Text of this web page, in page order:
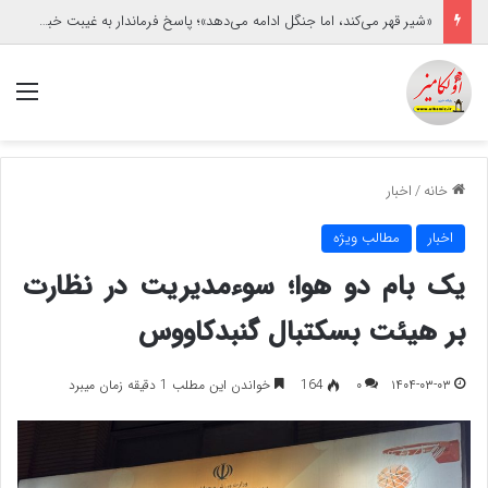
«شیر قهر می‌کند، اما جنگل ادامه می‌دهد»؛ پاسخ فرماندار به غیبت خبرنگاران/حاشیه برخورد با یک خبرنگار زن
خانه/اخبار
اخبار مطالب ویژه
یک بام دو هوا؛ سوءمدیریت در نظارت
بر هیئت بسکتبال گنبدکاووس
۱۴۰۴-۰۳-۰۳ ۰ 164 خواندن این مطلب 1 دقیقه زمان میبرد